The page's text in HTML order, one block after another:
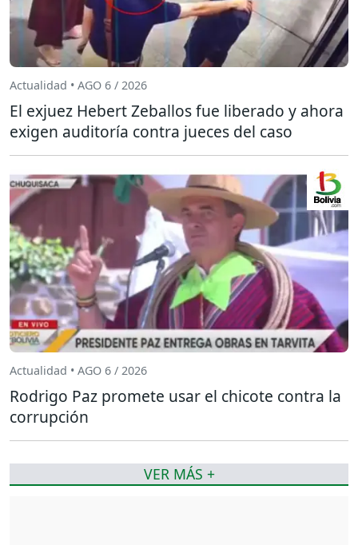
Actualidad • AGO 6 / 2026
El exjuez Hebert Zeballos fue liberado y ahora
exigen auditoría contra jueces del caso
Actualidad • AGO 6 / 2026
Rodrigo Paz promete usar el chicote contra la
corrupción
VER MÁS +